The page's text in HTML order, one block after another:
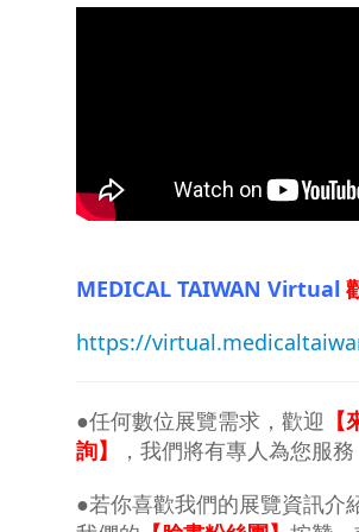
MEDICAL TAIWAN Virtual
https://
●任何數位展覽需求，歡迎
詢】
，我們將有專人為您服務
●若你喜歡我們的展覽資訊介